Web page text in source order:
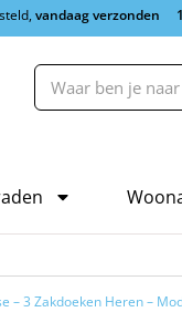
vandaag verzonden
– 3 Zakdoeken Heren –